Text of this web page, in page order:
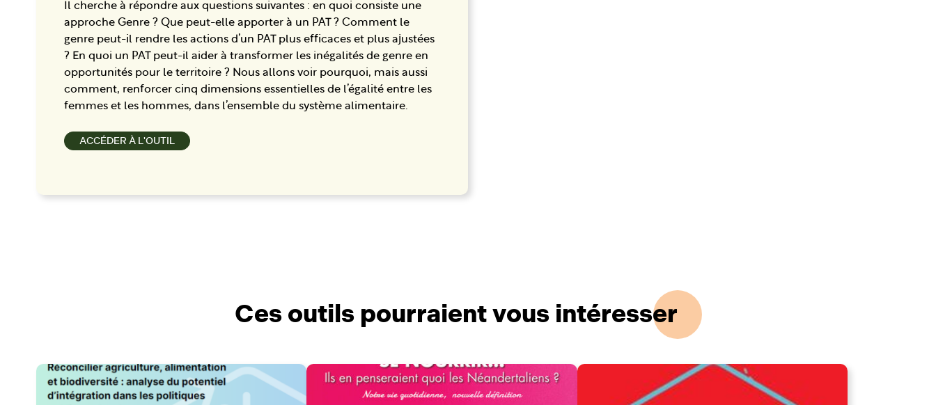
Il cherche à répondre aux questions suivantes : en quoi consiste une
approche Genre ? Que peut-elle apporter à un PAT ? Comment le
genre peut-il rendre les actions d’un PAT plus efficaces et plus ajustées
? En quoi un PAT peut-il aider à transformer les inégalités de genre en
opportunités pour le territoire ? Nous allons voir pourquoi, mais aussi
comment, renforcer cinq dimensions essentielles de l’égalité entre les
femmes et les hommes, dans l’ensemble du système alimentaire.
ACCÉDER À L'OUTIL
Ces outils pourraient vous intéresser